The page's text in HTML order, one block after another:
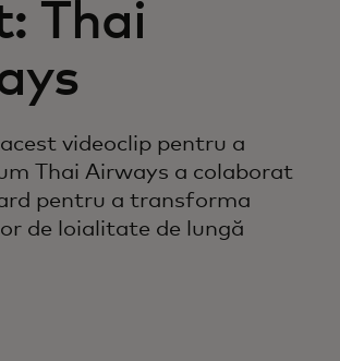
și valoarea
a relației cu
Thai
videoclip pentru a
Thai Airways a colaborat
pentru a transforma
de loialitate de lungă